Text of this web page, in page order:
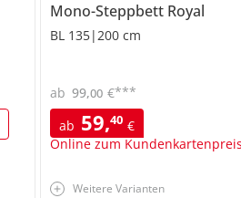
Mono-Steppbett Royal
BL 135|200 cm
ab 59,40 €
Online zum
ab 99,00 €***
Weitere Varianten